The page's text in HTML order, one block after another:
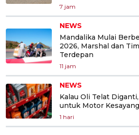
7 jam
NEWS
Mandalika Mulai
2026, Marshal dan
Terdepan
11 jam
NEWS
Kalau Oli Telat
untuk Motor
1 hari